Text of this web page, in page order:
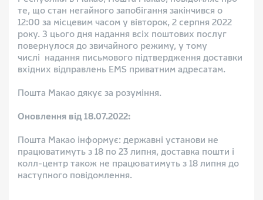
те, що стан негайного запобігання закінчився о
12:00 за місцевим часом у вівторок, 2 серпня 2022
року. З цього дня надання всіх поштових послуг
повернулося до звичайного режиму, у тому
числі надання письмового підтвердження доставки
вхідних відправлень EMS приватним адресатам.
Пошта Макао дякує за розуміння.
Оновлення від 18.07.2022:
Пошта Макао інформує: державні установи не
працюватимуть з 18 по 23 липня, доставка пошти і
колл-центр також не працюватимуть з 18 липня до
наступного повідомлення.